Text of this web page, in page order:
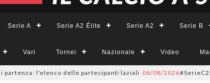
Serie A Serie A2 Élite Serie A2 Serie B
Vari Tornei Nazionale Video
l'elenco delle partecipanti laziali 06/08/2026#SerieC2Futsal,